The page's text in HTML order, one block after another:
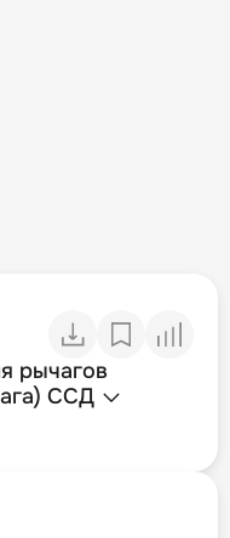
рычагов
ССД